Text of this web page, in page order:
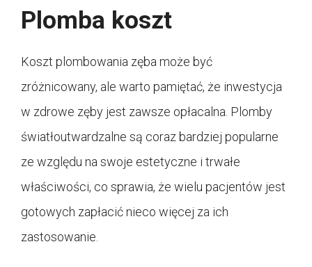
Plomba koszt
Koszt plombowania zęba może być
zróżnicowany, ale warto pamiętać, że inwestycja
w zdrowe zęby jest zawsze opłacalna. Plomby
światłoutwardzalne są coraz bardziej popularne
ze względu na swoje estetyczne i trwałe
właściwości, co sprawia, że wielu pacjentów jest
gotowych zapłacić nieco więcej za ich
zastosowanie.